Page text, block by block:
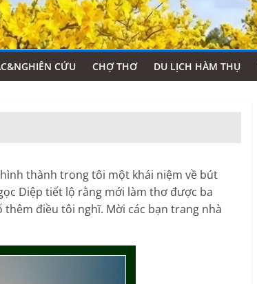
CỨU CHỢ THƠ DU LỊCH HÀM THỤ
thành trong tôi một khái niệm về bút
Diệp tiết lộ rằng mới làm thơ được ba
thêm điều tôi nghĩ. Mời các bạn trang nhà